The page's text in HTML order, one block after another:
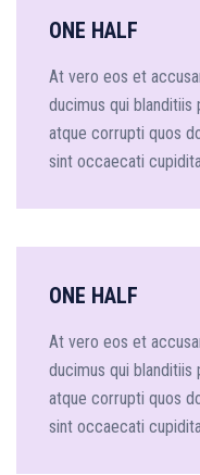
ONE HALF
At vero eos et
ducimus qui blanditiis
atque corrupti quos
sint occaecati
ONE HALF
At vero eos et
ducimus qui blanditiis
atque corrupti quos
sint occaecati